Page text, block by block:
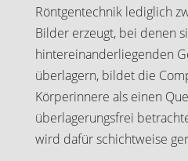
Röntgentechnik lediglich
Bilder erzeugt, bei denen
hintereinanderliegenden
überlagern, bildet die
Körperinnere als einen
überlagerungsfrei
wird dafür schichtweise